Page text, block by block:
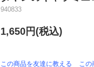
940833
1,650円(税込)
この商品を友達に教える この